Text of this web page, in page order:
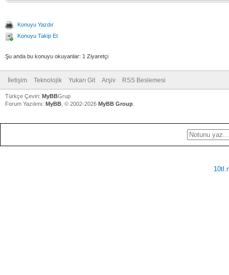
Konuyu Yazdır
Konuyu Takip Et
Şu anda bu konuyu okuyanlar: 1 Ziyaretçi
İletişim Teknolojik Yukarı Git Arşiv RSS Beslemesi
Türkçe Çeviri: MyBBGrup
Forum Yazılımı: MyBB , © 2002-2026 MyBB Group